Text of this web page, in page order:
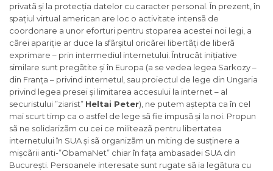
privatã și la protecția datelor cu caracter personal. În prezent, în
spațiul virtual american are loc o activitate intensã de
coordonare a unor eforturi pentru stoparea acestei noi legi, a
cãrei apariție ar duce la sfãrșitul oricãrei libertãți de liberã
exprimare – prin intermediul internetului. Întrucât inițiative
similare sunt pregãtite și în Europa (a se vedea legea Sarkozy –
din Franța – privind internetul, sau proiectul de lege din Ungaria
privind legea presei și limitarea accesului la internet – al
securistului ”ziarist” Heltai Peter), ne putem aștepta ca în cel
mai scurt timp ca o astfel de lege sã fie impusã și la noi. Propun
sã ne solidarizãm cu cei ce militeazã pentru libertatea
internetului în SUA și sã organizãm un miting de susținere a
mișcãrii anti-”ObamaNet” chiar în fața ambasadei SUA din
București. Persoanele interesate sunt rugate sã ia legãtura cu